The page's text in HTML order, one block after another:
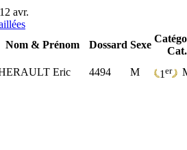
avr.
Nom & Prénom Dossard Sexe
Cat.
Eric 4494 M 1 er